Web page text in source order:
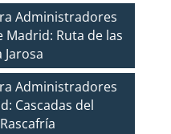
Administradores
Madrid: Ruta de las
Jarosa
Administradores
Cascadas del